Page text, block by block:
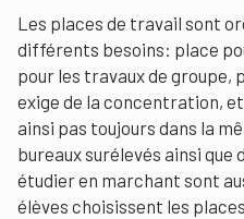
Les places de travail sont
différents besoins: place
pour les travaux de groupe,
exige de la concentration,
ainsi pas toujours dans la
bureaux surélevés ainsi
étudier en marchant sont
élèves choisissent les